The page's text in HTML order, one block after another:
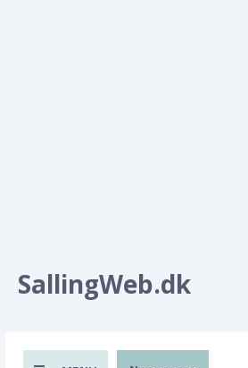
SallingWeb.dk